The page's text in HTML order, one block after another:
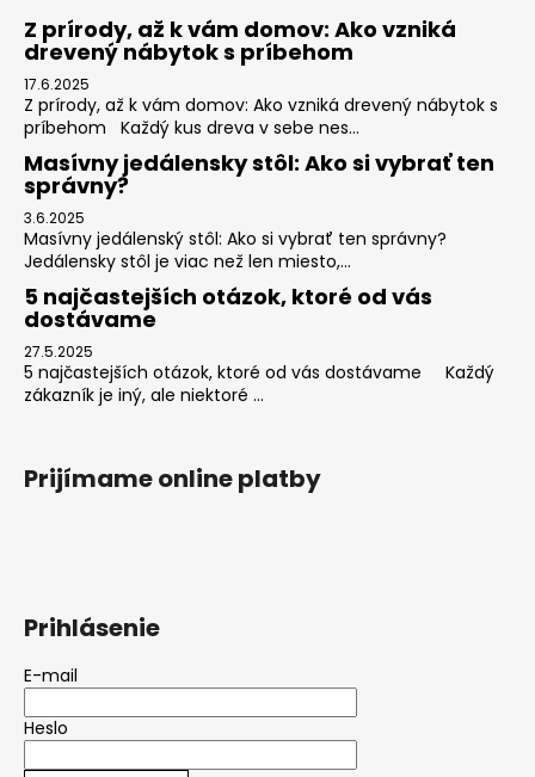
Z prírody, až k vám domov: Ako vzniká
drevený nábytok s príbehom
17.6.2025
Z prírody, až k vám domov: Ako vzniká drevený nábytok s
príbehom Každý kus dreva v sebe nes...
Masívny jedálensky stôl: Ako si vybrať ten
správny?
3.6.2025
Masívny jedálenský stôl: Ako si vybrať ten správny?
Jedálensky stôl je viac než len miesto,...
5 najčastejších otázok, ktoré od vás
dostávame
27.5.2025
5 najčastejších otázok, ktoré od vás dostávame Každý
zákazník je iný, ale niektoré ...
Prijímame online platby
Prihlásenie
E-mail
Heslo